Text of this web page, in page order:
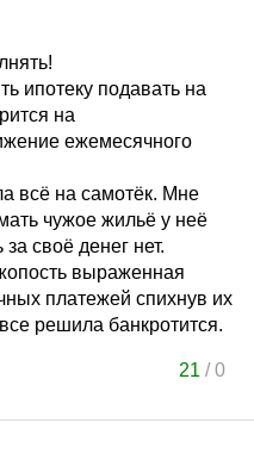
ипотеку подавать на
на
ежемесячного
всё на самотёк. Мне
чужое жильё у неё
за своё денег нет.
выраженная
платежей спихнув их
решила банкротится.
21 /0